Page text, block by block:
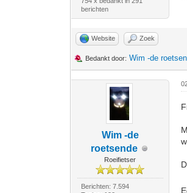
berichten
Website Zoek
Bedankt door: Wim -de
Wim -de
roetsende
Roeifietser
Berichten: 7.594